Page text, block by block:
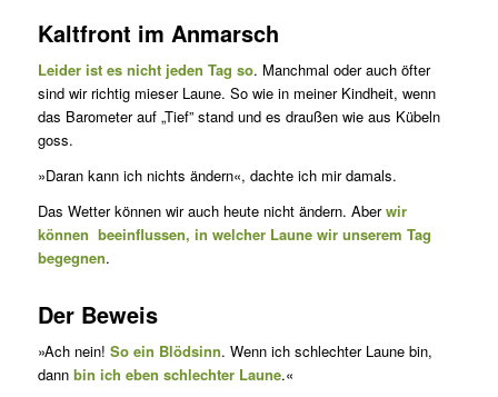
Kaltfront im Anmarsch
Leider ist es nicht jeden Tag so. Manchmal oder auch öfter
sind wir richtig mieser Laune. So wie in meiner Kindheit, wenn
das Barometer auf „Tief” stand und es draußen wie aus Kübeln
goss.
»Daran kann ich nichts ändern«, dachte ich mir damals.
Das Wetter können wir auch heute nicht ändern. Aberwir
können beeinflussen, in welcher Laune wir unserem Tag
begegnen.
Der Beweis
»Ach nein! So ein Blödsinn. Wenn ich schlechter Laune bin,
dann bin ich eben schlechter Laune.«